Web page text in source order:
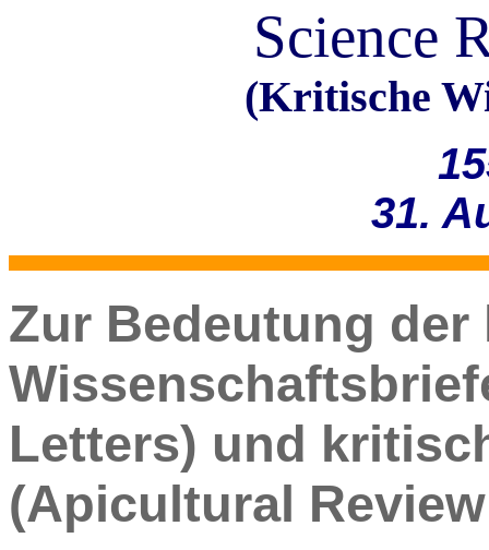
Science
(Kritische
31.
Zur Bedeutung
Letters) und
(Apicultural